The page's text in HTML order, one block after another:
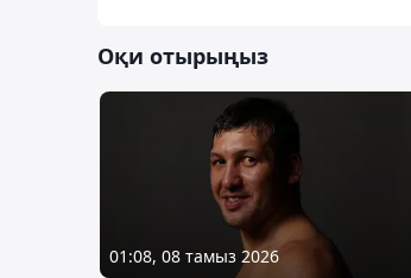
Оқи отырыңыз
01:08, 08 тамыз 2026